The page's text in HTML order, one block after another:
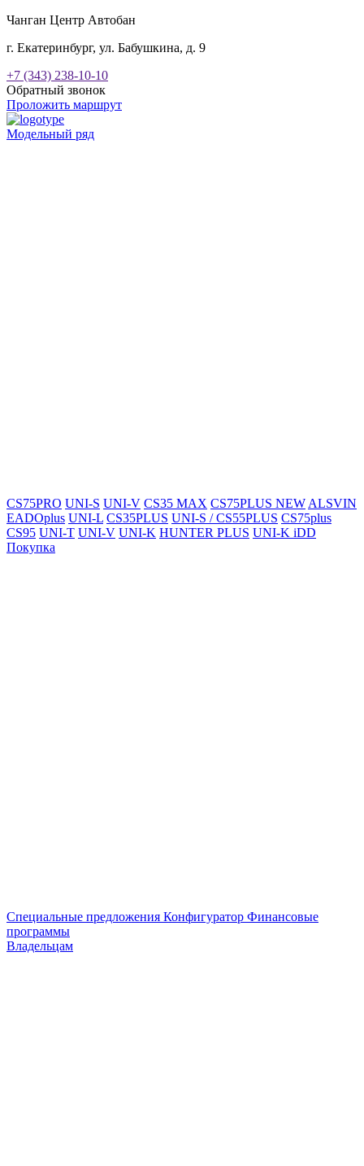
Чанган Центр Автобан
г. Екатеринбург, ул. Бабушкина, д. 9
+7 (343) 238-10-10
Обратный звонок
Проложить маршрут
Модельный ряд
CS75PRO UNI-S UNI-V CS35 MAX CS75PLUS NEW ALSVIN
EADOplus UNI-L CS35PLUS UNI-S / CS55PLUS CS75plus
CS95 UNI-T UNI-V UNI-K HUNTER PLUS UNI-K iDD
Покупка
Специальные предложения Конфигуратор Финансовые
программы
Владельцам